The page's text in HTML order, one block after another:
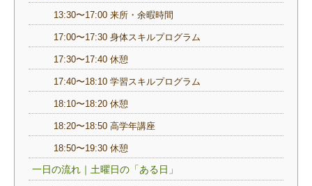
13:30〜17:00 来所・余暇時間
17:00〜17:30 身体スキルプログラム
17:30〜17:40 休憩
17:40〜18:10 学習スキルプログラム
18:10〜18:20 休憩
18:20〜18:50 高学年講座
18:50〜19:30 休憩
一日の流れ｜土曜日の「ある日」